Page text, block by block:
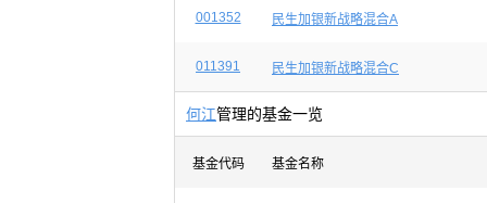
001352 民生加银新战略混合A
011391 民生加银新战略混合C
何江管理的基金一览
基金代码 基金名称